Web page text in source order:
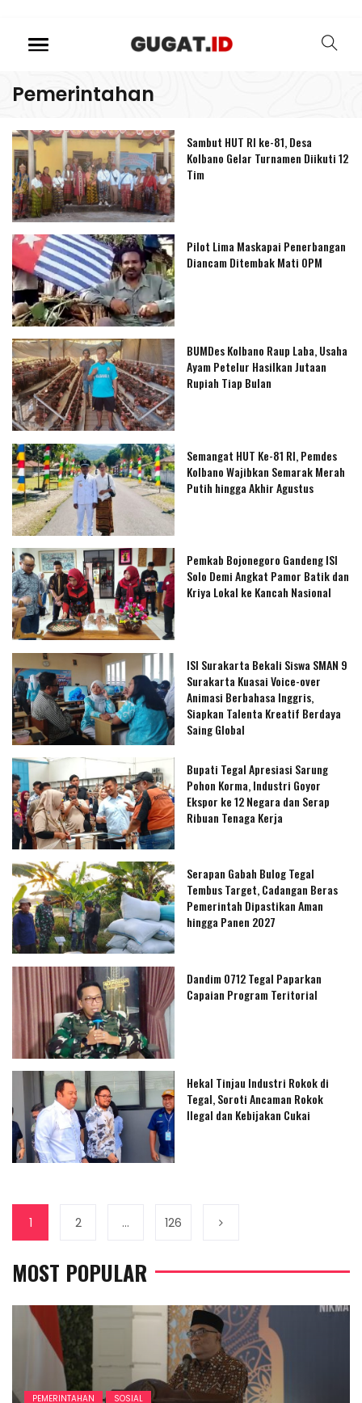
Pemerintahan
Sambut HUT RI ke-81, Desa
Kolbano Gelar Turnamen Diikuti 12
Tim
Pilot Lima Maskapai Penerbangan
Diancam Ditembak Mati OPM
BUMDes Kolbano Raup Laba, Usaha
Ayam Petelur Hasilkan Jutaan
Rupiah Tiap Bulan
Semangat HUT Ke-81 RI, Pemdes
Kolbano Wajibkan Semarak Merah
Putih hingga Akhir Agustus
Pemkab Bojonegoro Gandeng ISI
Solo Demi Angkat Pamor Batik dan
Kriya Lokal ke Kancah Nasional
ISI Surakarta Bekali Siswa SMAN 9
Surakarta Kuasai Voice-over
Animasi Berbahasa Inggris,
Siapkan Talenta Kreatif Berdaya
Saing Global
Bupati Tegal Apresiasi Sarung
Pohon Korma, Industri Goyor
Ekspor ke 12 Negara dan Serap
Ribuan Tenaga Kerja
‎Serapan Gabah Bulog Tegal
Tembus Target, Cadangan Beras
Pemerintah Dipastikan Aman
hingga Panen 2027
Dandim 0712 Tegal Paparkan
Capaian Program Teritorial
Hekal Tinjau Industri Rokok di
Tegal, Soroti Ancaman Rokok
Ilegal dan Kebijakan Cukai
1 2 … 126
MOST POPULAR
PEMERINTAHAN SOSIAL